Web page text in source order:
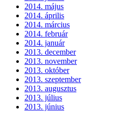
2014. május
2014. április
2014. március
2014. február
2014. január
2013. december
2013. november
2013. október
2013. szeptember
2013. augusztus
2013. július
2013. június